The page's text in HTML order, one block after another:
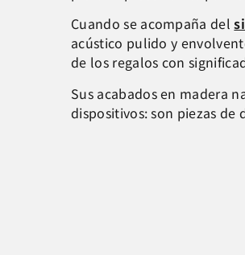
Cuando se acompaña del
acústico pulido y
de los regalos con
Sus acabados en madera
dispositivos: son piezas de